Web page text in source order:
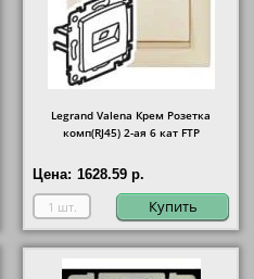
Legrand Valena Крем Розетка
комп(RJ45) 2-ая 6 кат FTP
Цена: 1628.59 р.
Купить